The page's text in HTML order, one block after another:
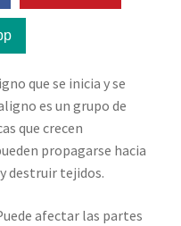
que se inicia y se
es un grupo de
que crecen
propagarse hacia
destruir tejidos.
afectar las partes